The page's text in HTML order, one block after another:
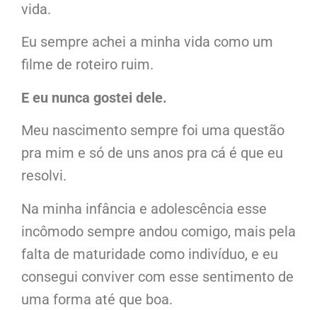
vida.
Eu sempre achei a minha vida como um
filme de roteiro ruim.
E eu nunca gostei dele.
Meu nascimento sempre foi uma questão
pra mim e só de uns anos pra cá é que eu
resolvi.
Na minha infância e adolescência esse
incômodo sempre andou comigo, mais pela
falta de maturidade como indivíduo, e eu
consegui conviver com esse sentimento de
uma forma até que boa.